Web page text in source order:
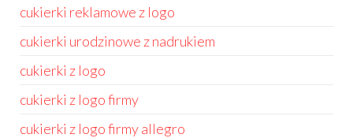
cukierki reklamowe z logo
cukierki urodzinowe z nadrukiem
cukierki z logo
cukierki z logo firmy
cukierki z logo firmy allegro